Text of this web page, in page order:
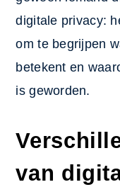
digitale privacy:
om te begrijpen
betekent en
is geworden.
van